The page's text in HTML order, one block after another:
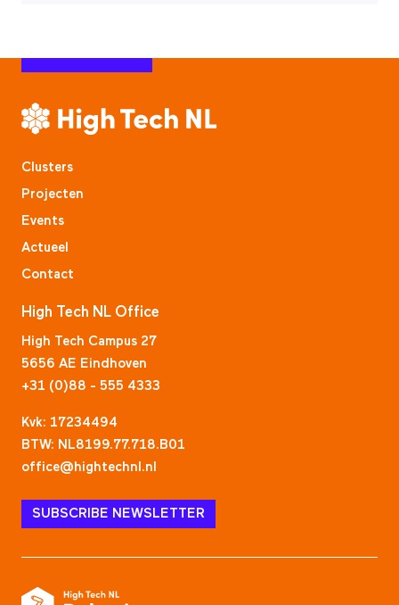
Clusters
Projecten
Events
Actueel
Contact
High Tech NL Office
High Tech Campus 27
5656 AE Eindhoven
+31 (0)88 - 555 4333
Kvk: 17234494
BTW: NL8199.77.718.B01
office@hightechnl.nl
SUBSCRIBE NEWSLETTER